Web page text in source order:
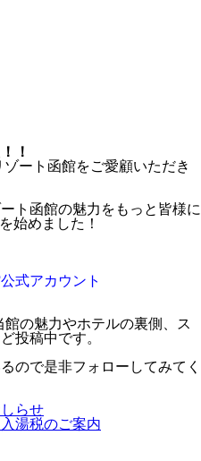
！
ート函館をご愛顧いただき
ト函館の魅力をもっと皆様に
始めました！
式アカウント
の魅力やホテルの裏側、ス
投稿中です。
ので是非フォローしてみてく
らせ
湯税のご案内